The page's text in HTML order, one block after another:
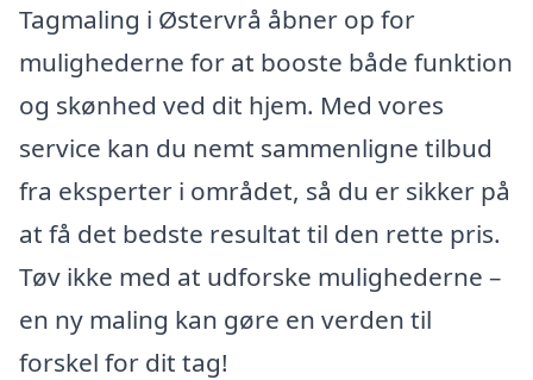
Tagmaling i Østervrå åbner op for
mulighederne for at booste både funktion
og skønhed ved dit hjem. Med vores
service kan du nemt sammenligne tilbud
fra eksperter i området, så du er sikker på
at få det bedste resultat til den rette pris.
Tøv ikke med at udforske mulighederne –
en ny maling kan gøre en verden til
forskel for dit tag!